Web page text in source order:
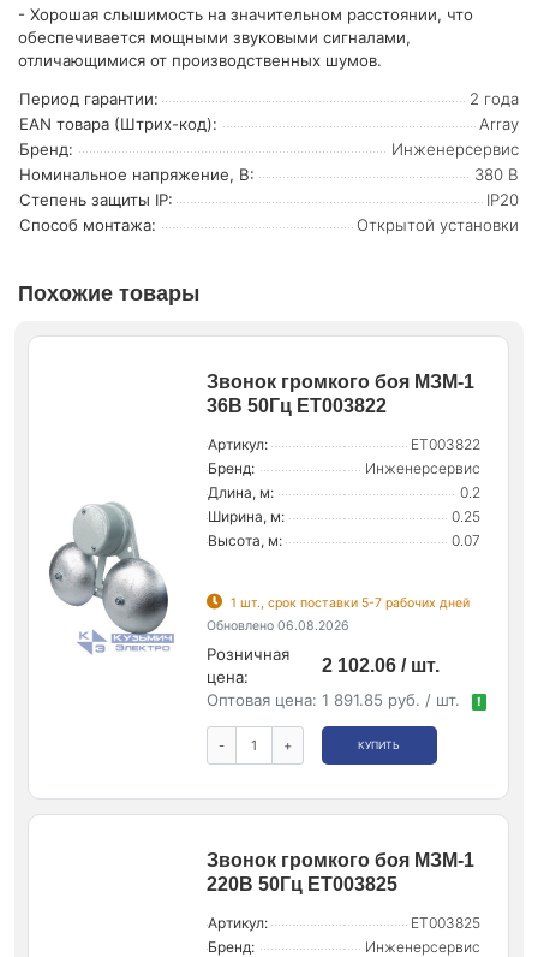
- Хорошая слышимость на значительном расстоянии, что
обеспечивается мощными звуковыми сигналами,
отличающимися от производственных шумов.
Период гарантии:
2 года
EAN товара (Штрих-код):
Array
Бренд:
Инженерсервис
Номинальное напряжение, В:
380 В
Степень защиты IP:
IP20
Способ монтажа:
Открытой установки
Похожие товары
Звонок громкого боя МЗМ-1
36В 50Гц ET003822
Артикул:
ET003822
Бренд:
Инженерсервис
Длина, м:
0.2
Ширина, м:
0.25
Высота, м:
0.07
1 шт., срок поставки 5-7 рабочих дней
Обновлено 06.08.2026
Розничная
цена:
2 102.06 / шт.
Оптовая цена: 1 891.85 руб. / шт. !
- + КУПИТЬ
Звонок громкого боя МЗМ-1
220В 50Гц ET003825
Артикул:
ET003825
Бренд:
Инженерсервис